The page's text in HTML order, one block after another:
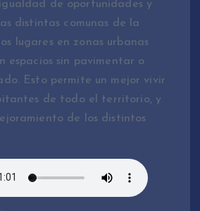
de oportunidades y
distintas comunas de la
lugares en zonas urbanas
espacios sin pavimentar o
Esto permite un mejor vivir
de todo el territorio, y
de los distintos